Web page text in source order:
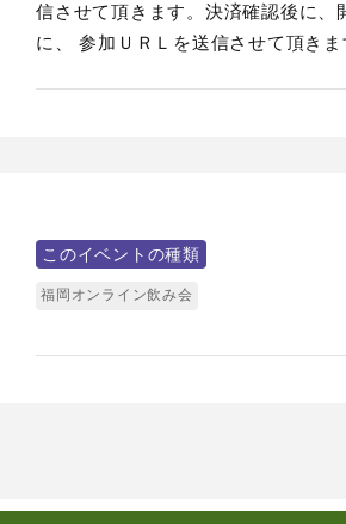
信させて頂きます。決済確認後に、
に、 参加ＵＲＬを送信させて頂きま
このイベントの種類
福岡オンライン飲み会